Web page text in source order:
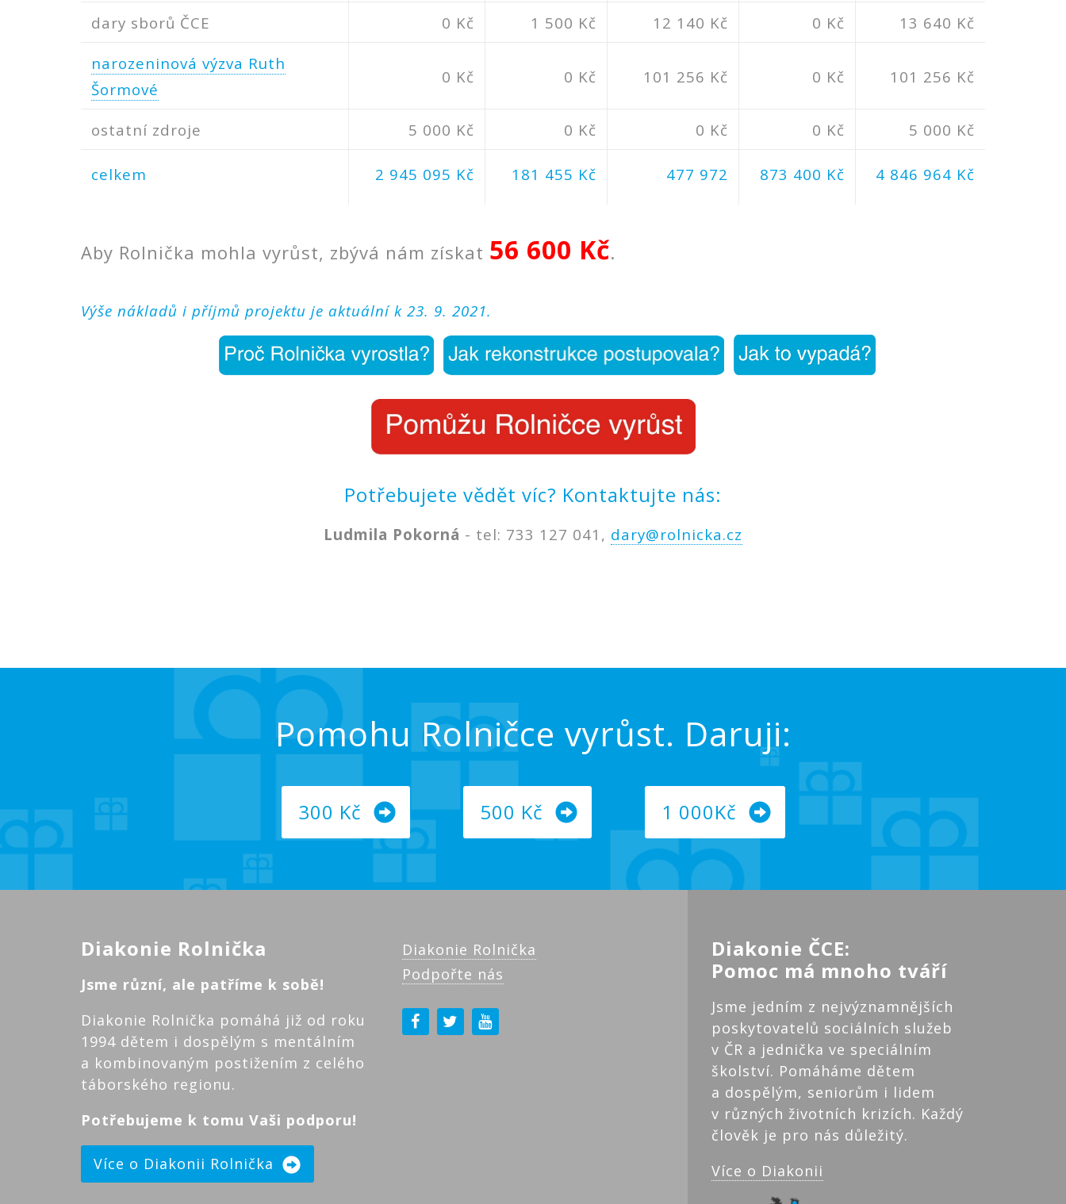
dary sborů ČCE 0 Kč 1 500 Kč 12 140 Kč 0 Kč 13 640 Kč
narozeninová výzva Ruth
Šormové
0 Kč 0 Kč 101 256 Kč 0 Kč 101 256 Kč
ostatní zdroje 5 000 Kč 0 Kč 0 Kč 0 Kč 5 000 Kč
celkem 2 945 095 Kč 181 455 Kč 477 972 873 400 Kč 4 846 964 Kč
Aby Rolnička mohla vyrůst, zbývá nám získat 56 600 Kč.
Výše nákladů i příjmů projektu je aktuální k 23. 9. 2021.
Potřebujete vědět víc? Kontaktujte nás:
Ludmila Pokorná - tel: 733 127 041, dary@rolnicka.cz
Pomohu Rolničce vyrůst. Daruji:
300 Kč 500 Kč 1 000Kč
Diakonie Rolnička
Jsme různí, ale patříme k sobě!
Diakonie Rolnička pomáhá již od roku
1994 dětem i dospělým s mentálním
a kombinovaným postižením z celého
táborského regionu.
Potřebujeme k tomu Vaši podporu!
Více o Diakonii Rolnička
Diakonie Rolnička
Podpořte nás
Diakonie ČCE:
Pomoc má mnoho tváří
Jsme jedním z nejvýznamnějších
poskytovatelů sociálních služeb
v ČR a jednička ve speciálním
školství. Pomáháme dětem
a dospělým, seniorům i lidem
v různých životních krizích. Každý
člověk je pro nás důležitý.
Více o Diakonii